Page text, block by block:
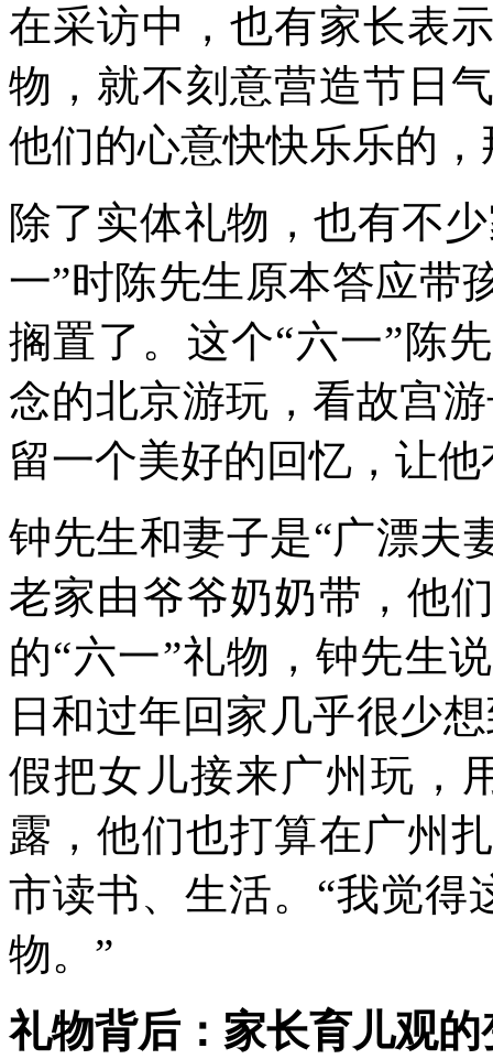
在采访中，也有家长表
物，就不刻意营造节日
他们的心意快快乐乐的
除了实体礼物，也有不
一”时陈先生原本答应带
搁置了。这个“六一”陈
念的北京游玩，看故宫
留一个美好的回忆，让
钟先生和妻子是“广漂夫
老家由爷爷奶奶带，他
的“六一”礼物，钟先生
日和过年回家几乎很少
假把女儿接来广州玩，
露，他们也打算在广州
市读书、生活。“我觉得
物。”
礼物背后：家长育儿观的